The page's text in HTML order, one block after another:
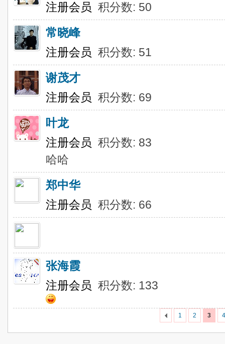
注册会员 积分数: 50
常晓峰
注册会员 积分数: 51
谢茂才
注册会员 积分数: 69
叶龙
注册会员 积分数: 83
哈哈
郑中华
注册会员 积分数: 66
张海霞
注册会员 积分数: 133
1 2 3 4